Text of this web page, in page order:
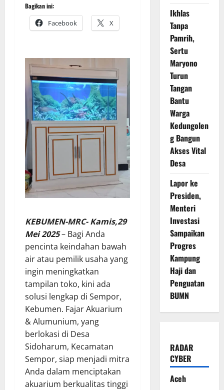
Bagikan ini:
Facebook X
KEBUMEN-MRC- Kamis,29
Mei 2025– Bagi Anda
pencinta keindahan bawah
air atau pemilik usaha yang
ingin meningkatkan
tampilan toko, kini ada
solusi lengkap di Sempor,
Kebumen. Fajar Akuarium
& Alumunium, yang
berlokasi di Desa
Sidoharum, Kecamatan
Sempor, siap menjadi mitra
Anda dalam menciptakan
akuarium berkualitas tinggi
Ikhlas
Tanpa
Pamrih,
Sertu
Maryono
Turun
Tangan
Bantu
Warga
Kedungolen
g Bangun
Akses Vital
Desa
Lapor ke
Presiden,
Menteri
Investasi
Sampaikan
Progres
Kampung
Haji dan
Penguatan
BUMN
RADAR
CYBER
Aceh